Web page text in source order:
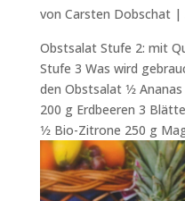
von Carsten Dobschat|
Obstsalat Stufe 2: mit
Stufe 3 Was wird
den Obstsalat 1⁄2
200 g Erdbeeren 3
1⁄2 Bio-Zitrone 250 g